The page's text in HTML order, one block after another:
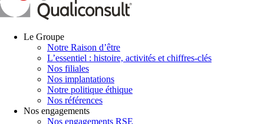
Le Groupe
Notre Raison d’être
L’essentiel : histoire, activités et chiffres-clés
Nos filiales
Nos implantations
Notre politique éthique
Nos références
Nos engagements
Nos engagements RSE